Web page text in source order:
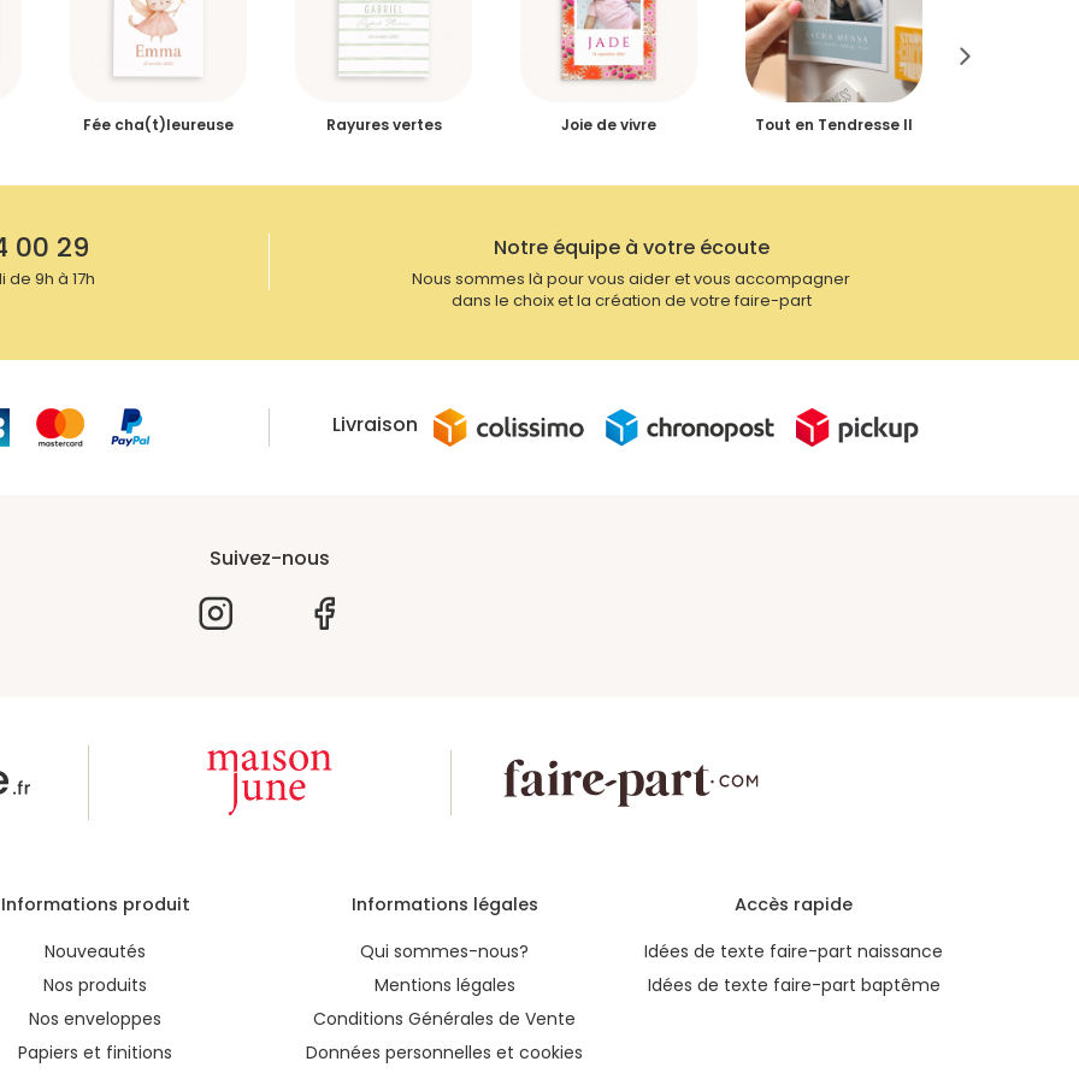
Nous faisons très attention à vos créations.
réalisent une relecture de vos
vos photographies. Chez Naissance.fr, la
tous nos faire-part sont à personnaliser à
de faire vous-même votre Faire-part de
Fée cha(t)leureuse Rayures vertes Joie de vivre Tout en Tendresse II
00 29
9h à 17h
Notre équipe à votre écoute
Nous sommes là pour vous aider et vous accompagner
dans le choix et la création de votre faire-part
Livraison
Suivez-nous
Informations produit
Nouveautés
Nos produits
Nos enveloppes
Papiers et finitions
Informations légales
Qui sommes-nous?
Mentions légales
Conditions Générales de Vente
Données personnelles et cookies
Accès rapide
Idées de texte faire-part naissance
Idées de texte faire-part baptême